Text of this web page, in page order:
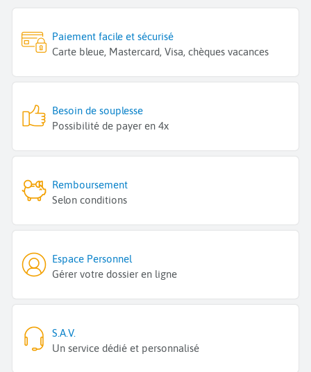
Paiement facile et sécurisé
Carte bleue, Mastercard, Visa, chèques vacances
Besoin de souplesse
Possibilité de payer en 4x
Remboursement
Selon conditions
Espace Personnel
Gérer votre dossier en ligne
S.A.V.
Un service dédié et personnalisé